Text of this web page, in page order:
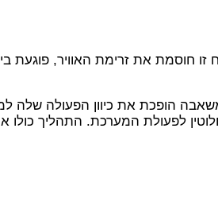
חוסמת את זרימת האוויר, פוגעת
הופכת את כיוון הפעולה שלה
לפעולת המערכת. התהליך כולו